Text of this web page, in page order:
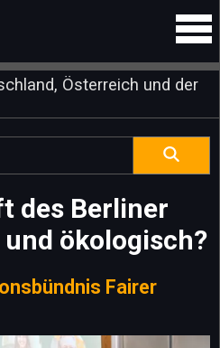
Österreich und der
des Berliner
ökologisch?
Fairer